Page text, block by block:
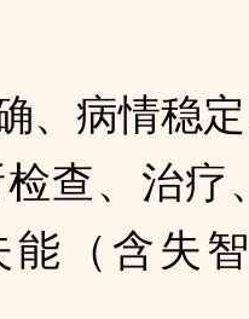
、病情稳
查、治疗
能（含失